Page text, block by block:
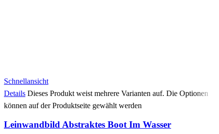
Schnellansicht
Details Dieses Produkt weist mehrere Varianten auf. Die Optionen
können auf der Produktseite gewählt werden
Leinwandbild Abstraktes Boot Im Wasser